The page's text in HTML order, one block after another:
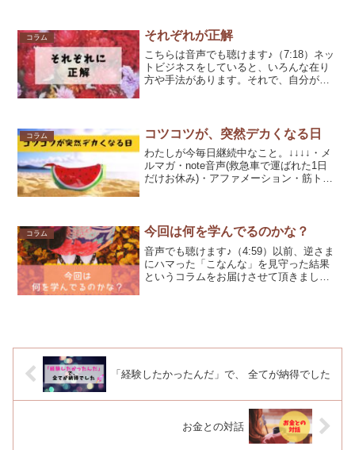
します。すると、宣言しちゃったけど
ー、自分1位になれるのかなー...
コラム それぞれが正解
こちらは音声でも聴けます♪（7:18）ネッ
トビジネスをしていると、いろんな在り
方や手法があります。それで、自分が良
りで、あ、少し、在...
コラム コツコツが、突然デカくなる日
わたしが今毎日継続中なこと。↓↓↓↓・メ
ルマガ・note音声(救急車で運ばれた1日
だけお休み)・アファメーション・筋ト
とうござい...
コラム 今回は何を学んでるのかな？
音声でも聴けます♪（4:59）以前、逆さま
にハマった「こなんな」を見守った結果
というコラムをお届けさせて頂きまし
「経験したかったんだ」で、 全てが納得でした
お金との対話